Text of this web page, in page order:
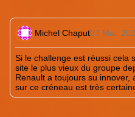
Michel Chaput27 Mai.
Si le challenge est réussi cela
site le plus vieux du groupe
Renault a toujours su innover,
sur ce créneau est très